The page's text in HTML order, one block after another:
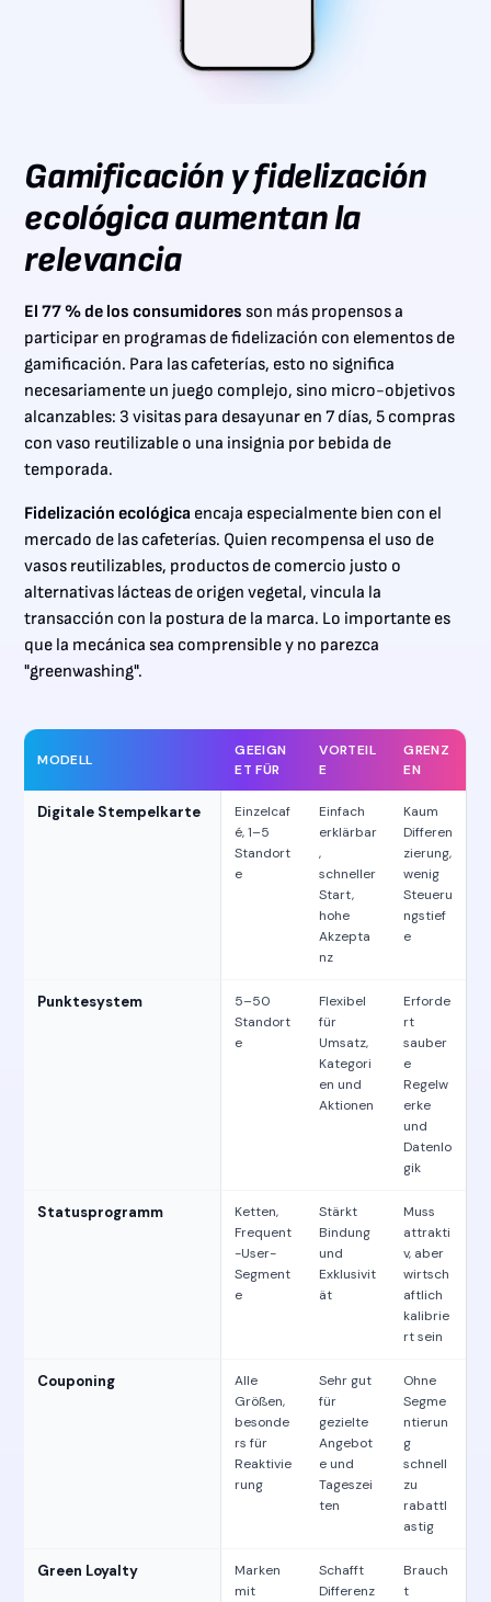
Gamificación y fidelización
ecológica aumentan la
relevancia
El 77 % de los consumidores son más propensos a
participar en programas de fidelización con elementos de
gamificación. Para las cafeterías, esto no significa
necesariamente un juego complejo, sino micro-objetivos
alcanzables: 3 visitas para desayunar en 7 días, 5 compras
con vaso reutilizable o una insignia por bebida de
temporada.
Fidelización ecológica encaja especialmente bien con el
mercado de las cafeterías. Quien recompensa el uso de
vasos reutilizables, productos de comercio justo o
alternativas lácteas de origen vegetal, vincula la
transacción con la postura de la marca. Lo importante es
que la mecánica sea comprensible y no parezca
"greenwashing".
MODELL
GEEIGN
ET FÜR
VORTEIL
E
GRENZ
EN
Digitale Stempelkarte
Einzelcaf
é, 1–5
Standort
e
Einfach
erklärbar
,
schneller
Start,
hohe
Akzepta
nz
Kaum
Differen
zierung,
wenig
Steueru
ngstief
e
Punktesystem
5–50
Standort
e
Flexibel
für
Umsatz,
Kategori
en und
Aktionen
Erforde
rt
sauber
e
Regelw
erke
und
Datenlo
gik
Statusprogramm
Ketten,
Frequent
-User-
Segment
e
Stärkt
Bindung
und
Exklusivit
ät
Muss
attrakti
v, aber
wirtsch
aftlich
kalibrie
rt sein
Couponing
Alle
Größen,
besonde
rs für
Reaktivie
rung
Sehr gut
für
gezielte
Angebot
e und
Tageszei
ten
Ohne
Segme
ntierun
g
schnell
zu
rabattl
astig
Green Loyalty
Marken
mit
Schafft
Differenz
Brauch
t